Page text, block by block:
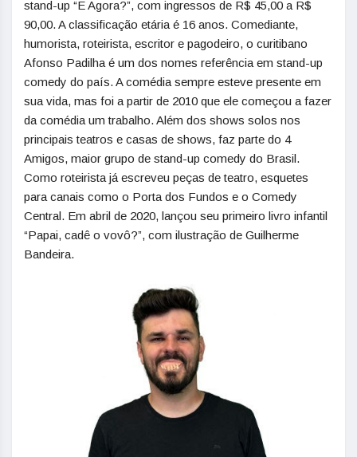
stand-up “E Agora?”, com ingressos de R$ 45,00 a R$
90,00. A classificação etária é 16 anos. Comediante,
humorista, roteirista, escritor e pagodeiro, o curitibano
Afonso Padilha é um dos nomes referência em stand-up
comedy do país. A comédia sempre esteve presente em
sua vida, mas foi a partir de 2010 que ele começou a fazer
da comédia um trabalho. Além dos shows solos nos
principais teatros e casas de shows, faz parte do 4
Amigos, maior grupo de stand-up comedy do Brasil.
Como roteirista já escreveu peças de teatro, esquetes
para canais como o Porta dos Fundos e o Comedy
Central. Em abril de 2020, lançou seu primeiro livro infantil
“Papai, cadê o vovô?”, com ilustração de Guilherme
Bandeira.